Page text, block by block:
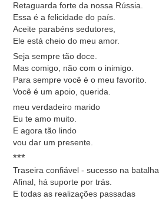
Retaguarda forte da nossa Rússia.
Essa é a felicidade do país.
Aceite parabéns sedutores,
Ele está cheio do meu amor.
Seja sempre tão doce.
Mas comigo, não com o inimigo.
Para sempre você é o meu favorito.
Você é um apoio, querida.
meu verdadeiro marido
Eu te amo muito.
E agora tão lindo
vou dar um presente.
***
Traseira confiável - sucesso na batalha,
Afinal, há suporte por trás.
E todas as realizações passadas